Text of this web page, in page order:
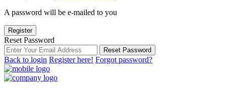
A password will be e-mailed to you
Register
Reset Password
Reset Password
Back to login Register here! Forgot password?